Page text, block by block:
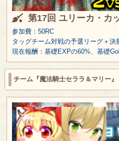
第17回 ユリーカ・カ
参加費：50RC
タッグチーム対戦の予選リーグ＋決
現在報酬：基礎EXPの60%、基礎
チーム『魔法騎士セララ＆マリー』